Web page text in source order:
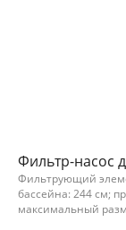
Фильтр-насос
Фильтрующий
бассейна: 244 см;
максимальный